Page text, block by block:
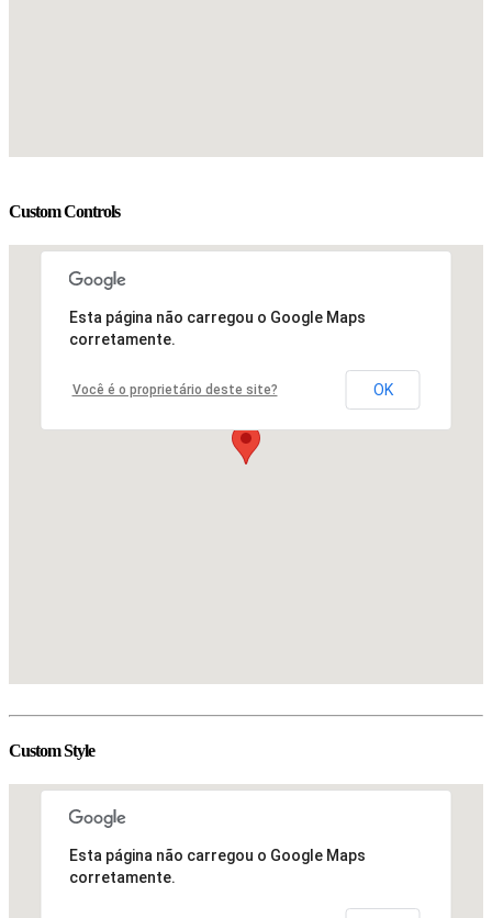
Custom Controls
Esta página não carregou o Google Maps
corretamente.
Você é o proprietário deste site? OK
Custom Style
Esta página não carregou o Google Maps
corretamente.